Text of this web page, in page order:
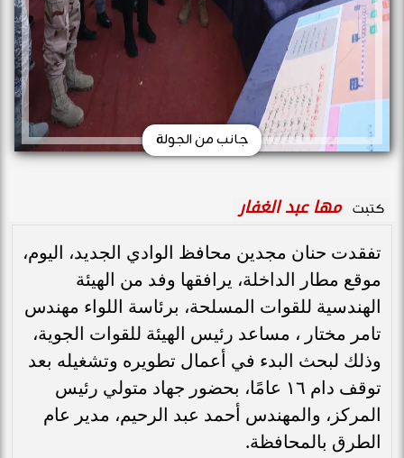
جانب من الجولة
كتبت مها عبد الغفار
تفقدت حنان مجدين محافظ الوادي الجديد، اليوم،
موقع مطار الداخلة، يرافقها وفد من الهيئة
الهندسية للقوات المسلحة، برئاسة اللواء مهندس
تامر مختار ، مساعد رئيس الهيئة للقوات الجوية،
وذلك لبحث البدء في أعمال تطويره وتشغيله بعد
توقف دام ١٦ عامًا، بحضور جهاد متولي رئيس
المركز، والمهندس أحمد عبد الرحيم، مدير عام
الطرق بالمحافظة.